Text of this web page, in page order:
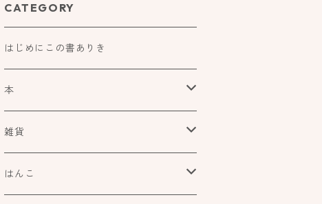
CATEGORY
はじめにこの書ありき
本
食べもの飲みものお酒とか
アートや絵本の世界
雑貨
kurofutago
はんこ